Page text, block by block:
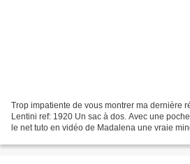
Trop impatiente de vous montrer ma dernière
Lentini ref: 1920 Un sac à dos. Avec une
le net tuto en vidéo de Madalena une vraie